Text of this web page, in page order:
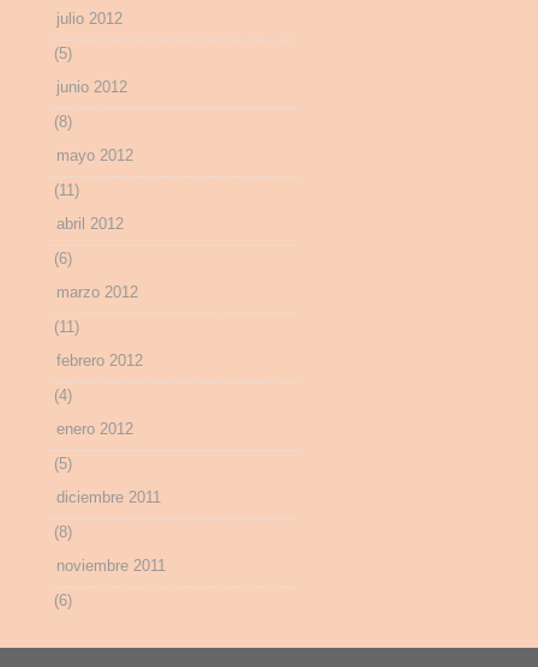
julio 2012
(5)
junio 2012
(8)
mayo 2012
(11)
abril 2012
(6)
marzo 2012
(11)
febrero 2012
(4)
enero 2012
(5)
diciembre 2011
(8)
noviembre 2011
(6)